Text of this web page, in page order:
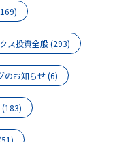
ス投資全般(293)
のお知らせ(6)
(183)